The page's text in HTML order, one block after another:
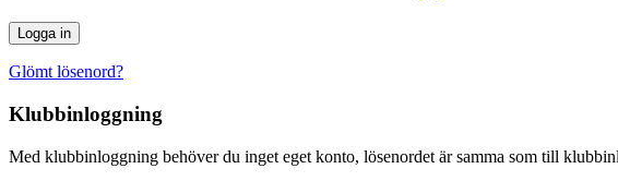
Glömt lösenord?
Klubbinloggning
Med klubbinloggning behöver du inget eget konto, lösenordet är samma som till